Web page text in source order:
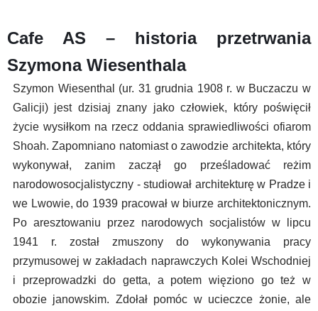
Cafe AS – historia przetrwania
Szymona Wiesenthala
Szymon Wiesenthal (ur. 31 grudnia 1908 r. w Buczaczu w
Galicji) jest dzisiaj znany jako człowiek, który poświęcił
życie wysiłkom na rzecz oddania sprawiedliwości ofiarom
Shoah. Zapomniano natomiast o zawodzie architekta, który
wykonywał, zanim zaczął go prześladować reżim
narodowosocjalistyczny - studiował architekturę w Pradze i
we Lwowie, do 1939 pracował w biurze architektonicznym.
Po aresztowaniu przez narodowych socjalistów w lipcu
1941 r. został zmuszony do wykonywania pracy
przymusowej w zakładach naprawczych Kolei Wschodniej
i przeprowadzki do getta, a potem więziono go też w
obozie janowskim. Zdołał pomóc w ucieczce żonie, ale